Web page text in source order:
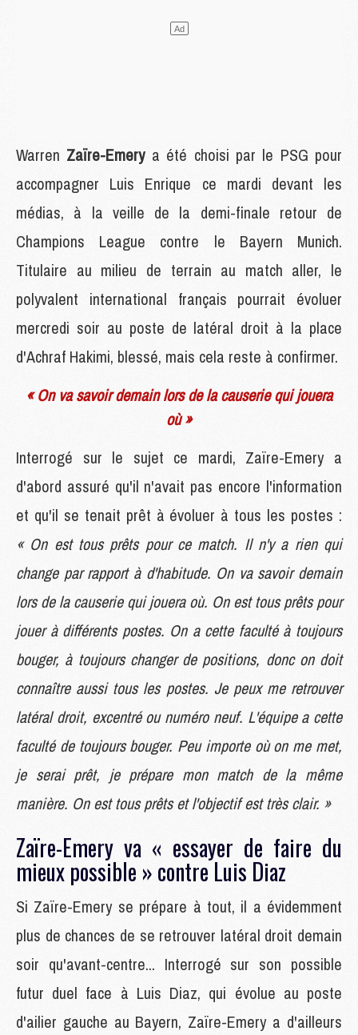
Warren Zaïre-Emery a été choisi par le PSG pour
accompagner Luis Enrique ce mardi devant les
médias, à la veille de la demi-finale retour de
Champions League contre le Bayern Munich.
Titulaire au milieu de terrain au match aller, le
polyvalent international français pourrait évoluer
mercredi soir au poste de latéral droit à la place
d'Achraf Hakimi, blessé, mais cela reste à confirmer.
« On va savoir demain lors de la causerie qui jouera
où »
Interrogé sur le sujet ce mardi, Zaïre-Emery a
d'abord assuré qu'il n'avait pas encore l'information
et qu'il se tenait prêt à évoluer à tous les postes :
« On est tous prêts pour ce match. Il n'y a rien qui
change par rapport à d'habitude. On va savoir demain
lors de la causerie qui jouera où. On est tous prêts pour
jouer à différents postes. On a cette faculté à toujours
bouger, à toujours changer de positions, donc on doit
connaître aussi tous les postes. Je peux me retrouver
latéral droit, excentré ou numéro neuf. L'équipe a cette
faculté de toujours bouger. Peu importe où on me met,
je serai prêt, je prépare mon match de la même
manière. On est tous prêts et l'objectif est très clair. »
Zaïre-Emery va « essayer de faire du
mieux possible » contre Luis Diaz
Si Zaïre-Emery se prépare à tout, il a évidemment
plus de chances de se retrouver latéral droit demain
soir qu'avant-centre... Interrogé sur son possible
futur duel face à Luis Diaz, qui évolue au poste
d'ailier gauche au Bayern, Zaïre-Emery a d'ailleurs